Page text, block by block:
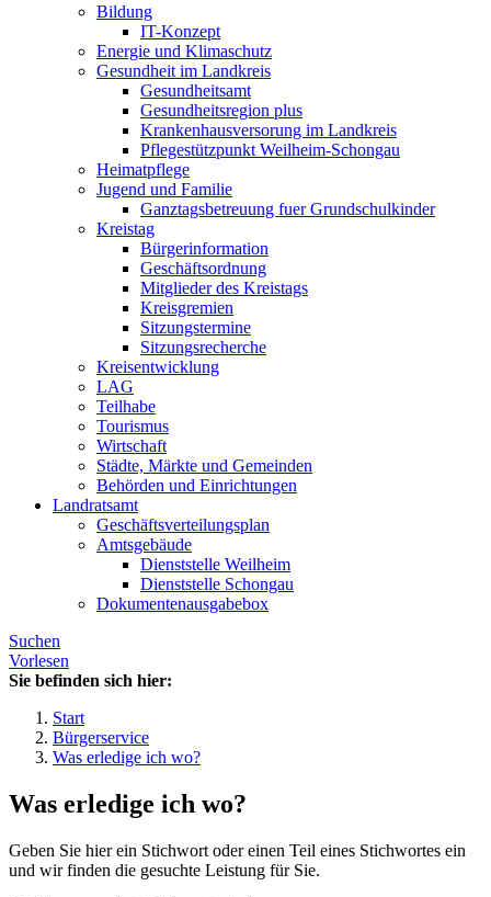
Bildung
IT-Konzept
Energie und Klimaschutz
Gesundheit im Landkreis
Gesundheitsamt
Gesundheitsregion plus
Krankenhausversorung im Landkreis
Pflegestützpunkt Weilheim-Schongau
Heimatpflege
Jugend und Familie
Ganztagsbetreuung fuer Grundschulkinder
Kreistag
Bürgerinformation
Geschäftsordnung
Mitglieder des Kreistags
Kreisgremien
Sitzungstermine
Sitzungsrecherche
Kreisentwicklung
LAG
Teilhabe
Tourismus
Wirtschaft
Städte, Märkte und Gemeinden
Behörden und Einrichtungen
Landratsamt
Geschäftsverteilungsplan
Amtsgebäude
Dienststelle Weilheim
Dienststelle Schongau
Dokumentenausgabebox
Suchen
Vorlesen
Sie befinden sich hier:
Start
Bürgerservice
Was erledige ich wo?
Was erledige ich wo?
Geben Sie hier ein Stichwort oder einen Teil eines Stichwortes ein
und wir finden die gesuchte Leistung für Sie.